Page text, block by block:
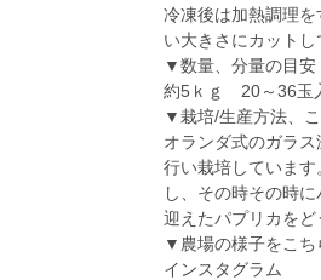
冷凍後は加熱調理
い大きさにカット
▼数量、分量の目安
約5ｋｇ 20～36玉
▼栽培/生産方法、
オランダ式のガラ
行い栽培していま
し、その時その時
迎えたパプリカをど
▼農場の様子をこち
インスタグラム